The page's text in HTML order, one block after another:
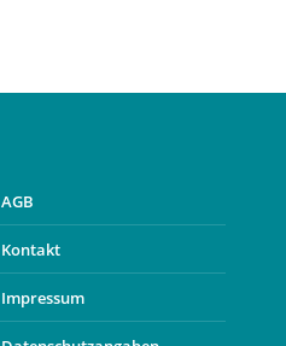
AGB
Kontakt
Impressum